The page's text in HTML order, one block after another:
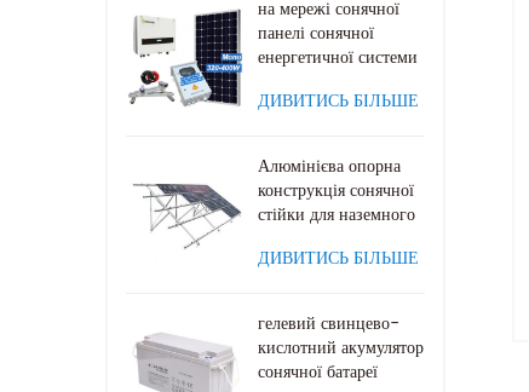
на мережі сонячної
панелі сонячної
енергетичної системи
ДИВИТИСЬ БІЛЬШЕ
Алюмінієва опорна
конструкція сонячної
стійки для наземного
ДИВИТИСЬ БІЛЬШЕ
гелевий свинцево-
кислотний акумулятор
сонячної батареї